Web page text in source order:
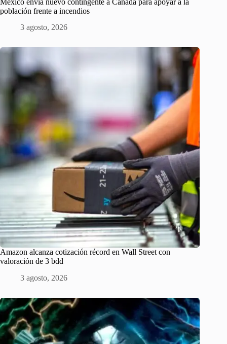
población frente a incendios
3 agosto, 2026
Amazon alcanza cotización récord en Wall Street con
valoración de 3 bdd
3 agosto, 2026